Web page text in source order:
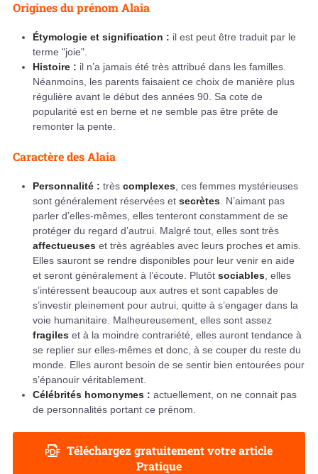
Origines du prénom Alaia
Étymologie et signification : il est peut être traduit par le
terme "joie".
Histoire : il n’a jamais été très attribué dans les familles.
Néanmoins, les parents faisaient ce choix de manière plus
régulière avant le début des années 90. Sa cote de
popularité est en berne et ne semble pas être prête de
remonter la pente.
Caractère des Alaia
Personnalité : très complexes , ces femmes mystérieuses
sont généralement réservées et secrètes . N’aimant pas
parler d’elles-mêmes, elles tenteront constamment de se
protéger du regard d’autrui. Malgré tout, elles sont très
affectueuses et très agréables avec leurs proches et amis.
Elles sauront se rendre disponibles pour leur venir en aide
et seront généralement à l’écoute. Plutôt sociables , elles
s’intéressent beaucoup aux autres et sont capables de
s’investir pleinement pour autrui, quitte à s’engager dans la
voie humanitaire. Malheureusement, elles sont assez
fragiles et à la moindre contrariété, elles auront tendance à
se replier sur elles-mêmes et donc, à se couper du reste du
monde. Elles auront besoin de se sentir bien entourées pour
s’épanouir véritablement.
Célébrités homonymes : actuellement, on ne connait pas
de personnalités portant ce prénom.
Téléchargez gratuitement votre article
Pratique